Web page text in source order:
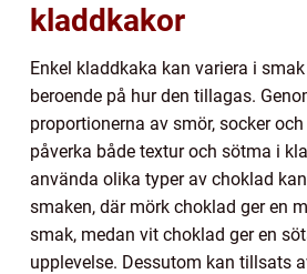
kladdkakor
Enkel kladdkaka kan variera i
beroende på hur den tillagas.
proportionerna av smör, socker
påverka både textur och sötma i
använda olika typer av choklad
smaken, där mörk choklad ger en
smak, medan vit choklad ger en
upplevelse. Dessutom kan tillsats